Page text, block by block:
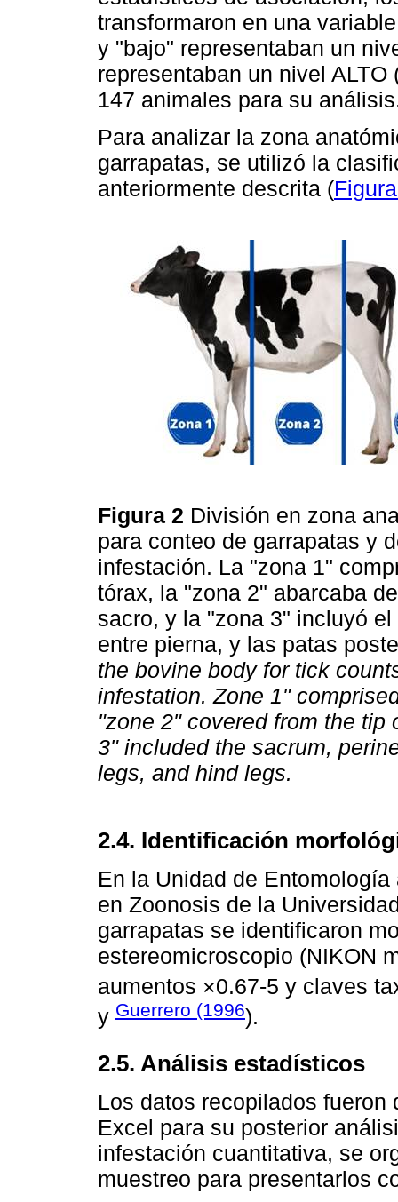
transformaron en una
y "bajo" representaban un
representaban un nivel
147 animales para su
Para analizar la zona
garrapatas, se utilizó la
anteriormente descrita (
Figura 2 División en zona
para conteo de garrapatas y
infestación. La "zona 1"
tórax, la "zona 2" abarcaba
sacro, y la "zona 3" incluyó
entre pierna, y las patas
the bovine body for tick
infestation. Zone 1"
"zone 2" covered from the tip
3" included the sacrum,
legs, and hind legs.
2.4. Identificación
En la Unidad de
en Zoonosis de la
garrapatas se identificaron
estereomicroscopio (NIKON
aumentos ×0.67-5 y claves
y Guerrero (1996).
2.5. Análisis estadísticos
Los datos recopilados
Excel para su posterior
infestación cuantitativa, se
muestreo para presentarlos